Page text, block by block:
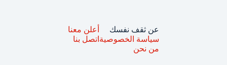
عن ثقف نفسك
سياسة الخصوصية
من نحن
أعلن معنا
اتصل بنا